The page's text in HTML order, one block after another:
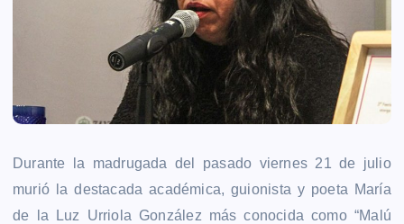
Durante la madrugada del pasado viernes 21 de julio
murió la destacada académica, guionista y poeta María
de la Luz Urriola González más conocida como “Malú